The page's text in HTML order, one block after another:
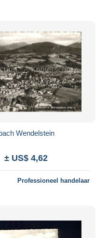
Wendelstein
± US$ 4,62
Professioneel handelaar